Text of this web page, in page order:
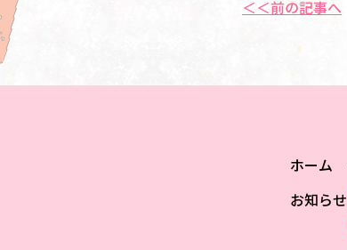
＜＜前の記事へ
ホーム
お知らせ